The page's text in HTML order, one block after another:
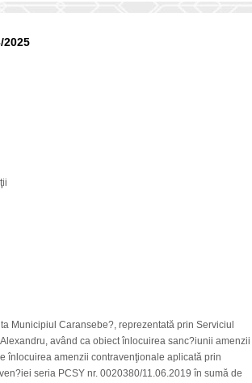
2025
Municipiul Caransebe?, reprezentată prin Serviciul
având ca obiect înlocuirea sanc?iunii amenzii
înlocuirea amenzii contravenţionale aplicată prin
seria PCSY nr. 0020380/11.06.2019 în sumă de